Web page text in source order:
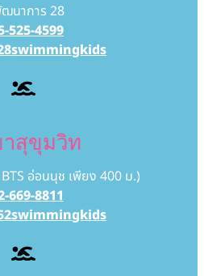
นาการ 28
525-4599
สุขุมวิท
อ่อนนุช เพียง 400 ม.)
669-8811